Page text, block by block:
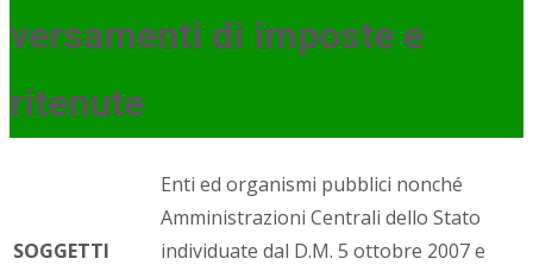
versamenti di imposte e
ritenute
SOGGETTI
Enti ed organismi pubblici nonché
Amministrazioni Centrali dello Stato
individuate dal D.M. 5 ottobre 2007 e